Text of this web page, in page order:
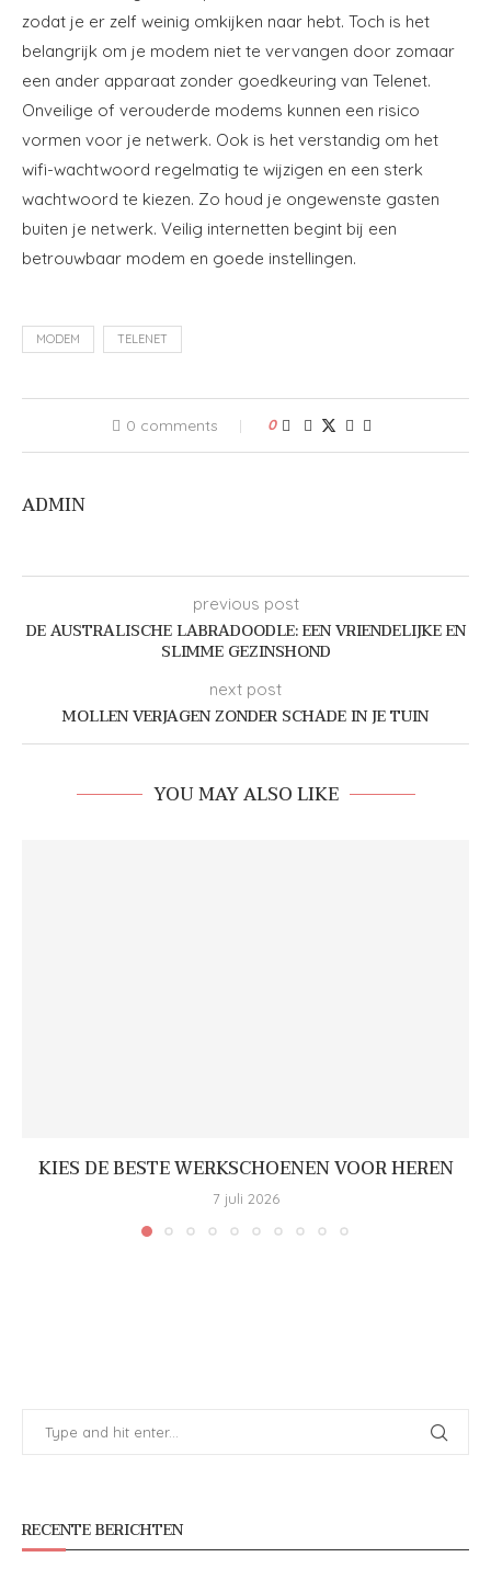
zodat je er zelf weinig omkijken naar hebt. Toch is het
belangrijk om je modem niet te vervangen door zomaar
een ander apparaat zonder goedkeuring van Telenet.
Onveilige of verouderde modems kunnen een risico
vormen voor je netwerk. Ook is het verstandig om het
wifi-wachtwoord regelmatig te wijzigen en een sterk
wachtwoord te kiezen. Zo houd je ongewenste gasten
buiten je netwerk. Veilig internetten begint bij een
betrouwbaar modem en goede instellingen.
MODEM TELENET
0 comments 0
ADMIN
previous post
DE AUSTRALISCHE LABRADOODLE: EEN VRIENDELIJKE EN
SLIMME GEZINSHOND
next post
MOLLEN VERJAGEN ZONDER SCHADE IN JE TUIN
YOU MAY ALSO LIKE
KIES DE BESTE WERKSCHOENEN VOOR HEREN
7 juli 2026
RECENTE BERICHTEN